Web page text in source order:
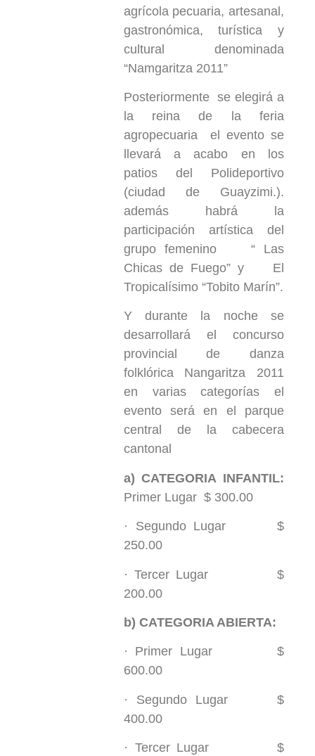
agrícola pecuaria, artesanal,
gastronómica, turística y
cultural denominada
“Namgaritza 2011”
Posteriormente se elegirá a
la reina de la feria
agropecuaria el evento se
llevará a acabo en los
patios del Polideportivo
(ciudad de Guayzimi.).
además habrá la
participación artística del
grupo femenino “ Las
Chicas de Fuego” y El
Tropicalísimo “Tobito Marín”.
Y durante la noche se
desarrollará el concurso
provincial de danza
folklórica Nangaritza 2011
en varias categorías el
evento será en el parque
central de la cabecera
cantonal
a) CATEGORIA INFANTIL:
Primer Lugar $ 300.00
· Segundo Lugar $
250.00
· Tercer Lugar $
200.00
b) CATEGORIA ABIERTA:
· Primer Lugar $
600.00
· Segundo Lugar $
400.00
· Tercer Lugar $